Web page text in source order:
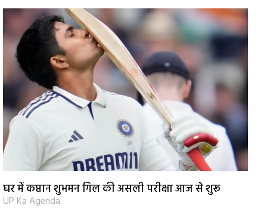
घर में कप्तान शुभमन गिल की असली परीक्षा आज से शुरू
UP Ka Agenda